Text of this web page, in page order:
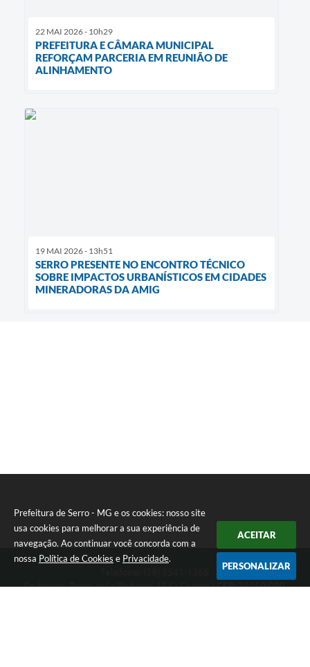
Prefeitura de Serro - MG e os cookies: nosso site
usa cookies para melhorar a sua experiência de
navegação. Ao continuar você concorda com a
nossa Política de Cookies e Privacidade.
ACEITAR
PERSONALIZAR
22 MAI 2026 - 10h29
PREFEITURA E CÂMARA MUNICIPAL
REFORÇAM PARCERIA EM REUNIÃO DE
ALINHAMENTO
19 MAI 2026 - 13h51
SERRO PRESENTE NO ENCONTRO TÉCNICO
SOBRE IMPACTOS URBANÍSTICOS EM CIDADES
MINERADORAS DA AMIG
Endereço: Praça João Pinheiro, 154 - Centro | CEP: 39150-000